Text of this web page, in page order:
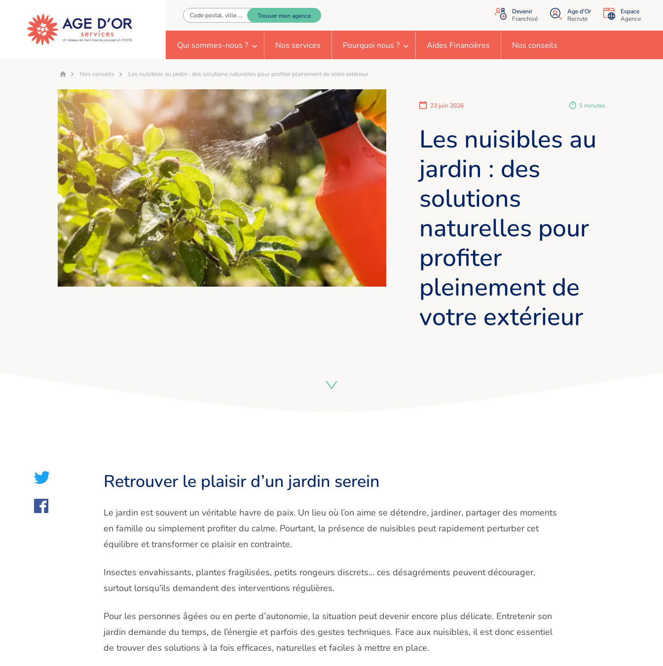
Trouver mon agence
Devenir
Franchisé
Age d'Or
Recrute
Espace
Agence
Qui sommes-nous ? Nos services Pourquoi nous ? Aides Financières Nos conseils
AccueilNos conseils Les nuisibles au jardin : des solutions naturelles pour profiter pleinement de votre extérieur
23 juin 2026 5 minutes
Les nuisibles au
jardin : des
solutions
naturelles pour
profiter
pleinement de
votre extérieur
Retrouver le plaisir d’un jardin serein
Le jardin est souvent un véritable havre de paix. Un lieu où l’on aime se détendre, jardiner, partager des moments
en famille ou simplement profiter du calme. Pourtant, la présence de nuisibles peut rapidement perturber cet
équilibre et transformer ce plaisir en contrainte.
Insectes envahissants, plantes fragilisées, petits rongeurs discrets… ces désagréments peuvent décourager,
surtout lorsqu’ils demandent des interventions régulières.
Pour les personnes âgées ou en perte d’autonomie, la situation peut devenir encore plus délicate. Entretenir son
jardin demande du temps, de l’énergie et parfois des gestes techniques. Face aux nuisibles, il est donc essentiel
de trouver des solutions à la fois efficaces, naturelles et faciles à mettre en place.